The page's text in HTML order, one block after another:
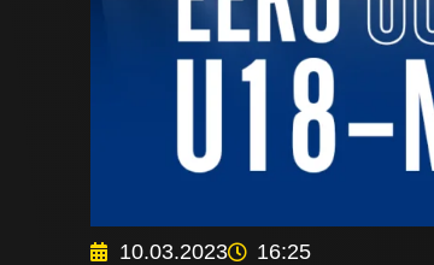
10.03.2023 16:25